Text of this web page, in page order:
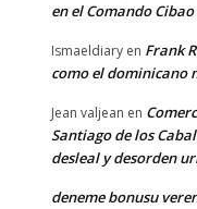
en el Comando
Ismaeldiary en Frank
como el dominicano
Jean valjean en
Santiago de los
desleal y desorden
deneme bonusu